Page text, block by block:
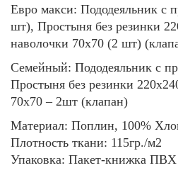
Евро макси: Пододеяльник с
шт), Простыня без резинки
наволочки 70х70 (2 шт)
Семейный: Пододеяльник с
Простыня без резинки
70х70 – 2шт (клапан)
Материал: Поплин, 100%
Плотность ткани: 115гр./м2
Упаковка: Пакет-книжка